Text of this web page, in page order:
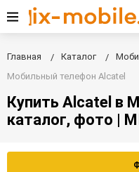
Главная Каталог
Мобильный телефон Alcatel
Купить Alcatel в
каталог, фото |